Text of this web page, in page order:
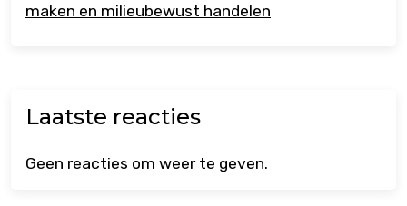
maken en milieubewust handelen
Laatste reacties
Geen reacties om weer te geven.